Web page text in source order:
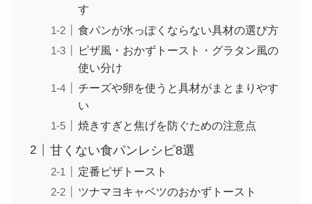
す
食パンが水っぽくならない具材の選び方
ピザ風・おかずトースト・グラタン風の
使い分け
チーズや卵を使うと具材がまとまりやす
い
焼きすぎと焦げを防ぐための注意点
甘くない食パンレシピ8選
定番ピザトースト
ツナマヨキャベツのおかずトースト